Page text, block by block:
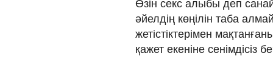
Өзін секс алыбы деп
әйелдің көңілін таба
жетістіктерімен
қажет екеніне сенімдісіз